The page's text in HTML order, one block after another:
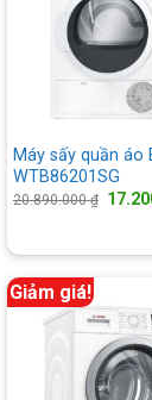
Máy sấy quần áo
WTB86201SG
20.890.000₫ Giá
Giảm giá!